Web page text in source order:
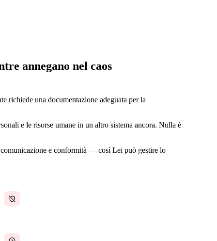
annegano nel caos
richiede una documentazione adeguata per la
e le risorse umane in un altro sistema ancora. Nulla è
e conformità — così Lei può gestire lo